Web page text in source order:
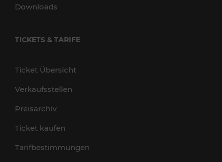
Downloads
TICKETS & TARIFE
Ticket Übersicht
Verkaufsstellen
Preisarchiv
Ticket kaufen
Tarifbestimmungen